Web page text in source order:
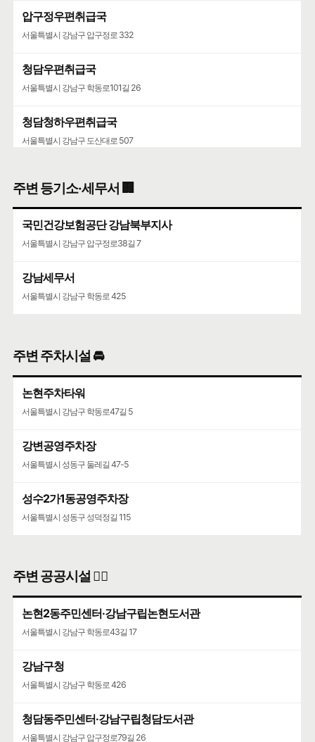
압구정우편취급국
서울특별시 강남구 압구정로 332
청담우편취급국
서울특별시 강남구 학동로101길 26
청담청하우편취급국
서울특별시 강남구 도산대로 507
주변 등기소·세무서 🏢
국민건강보험공단 강남북부지사
서울특별시 강남구 압구정로38길 7
강남세무서
서울특별시 강남구 학동로 425
주변 주차시설 🚘
논현주차타워
서울특별시 강남구 학동로47길 5
강변공영주차장
서울특별시 성동구 둘레길 47-5
성수2가1동공영주차장
서울특별시 성동구 성덕정길 115
주변 공공시설 👨‍✈️
논현2동주민센터·강남구립논현도서관
서울특별시 강남구 학동로43길 17
강남구청
서울특별시 강남구 학동로 426
청담동주민센터·강남구립청담도서관
서울특별시 강남구 압구정로79길 26